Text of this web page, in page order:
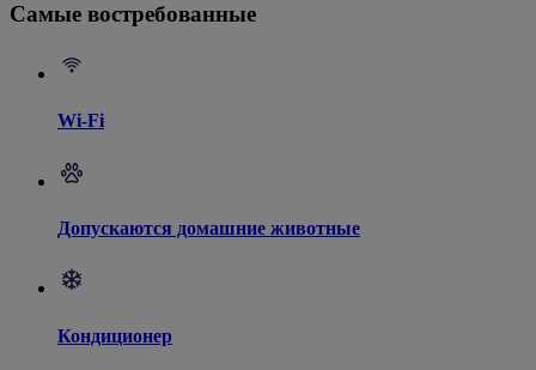
Самые востребованные
Wi-Fi
Допускаются домашние животные
Кондиционер